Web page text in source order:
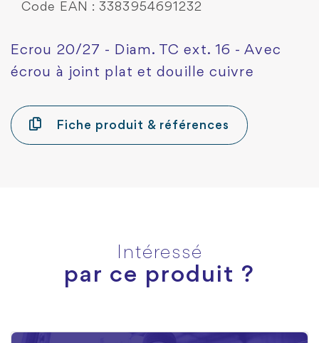
Code EAN : 3383954691232
Ecrou 20/27 - Diam. TC ext. 16 - Avec
écrou à joint plat et douille cuivre
Fiche produit & références
Intéressé
par ce produit ?